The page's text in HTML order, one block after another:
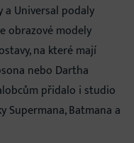
a Universal podaly
obrazové modely
na které mají
nebo Dartha
přidalo i studio
Supermana, Batmana a